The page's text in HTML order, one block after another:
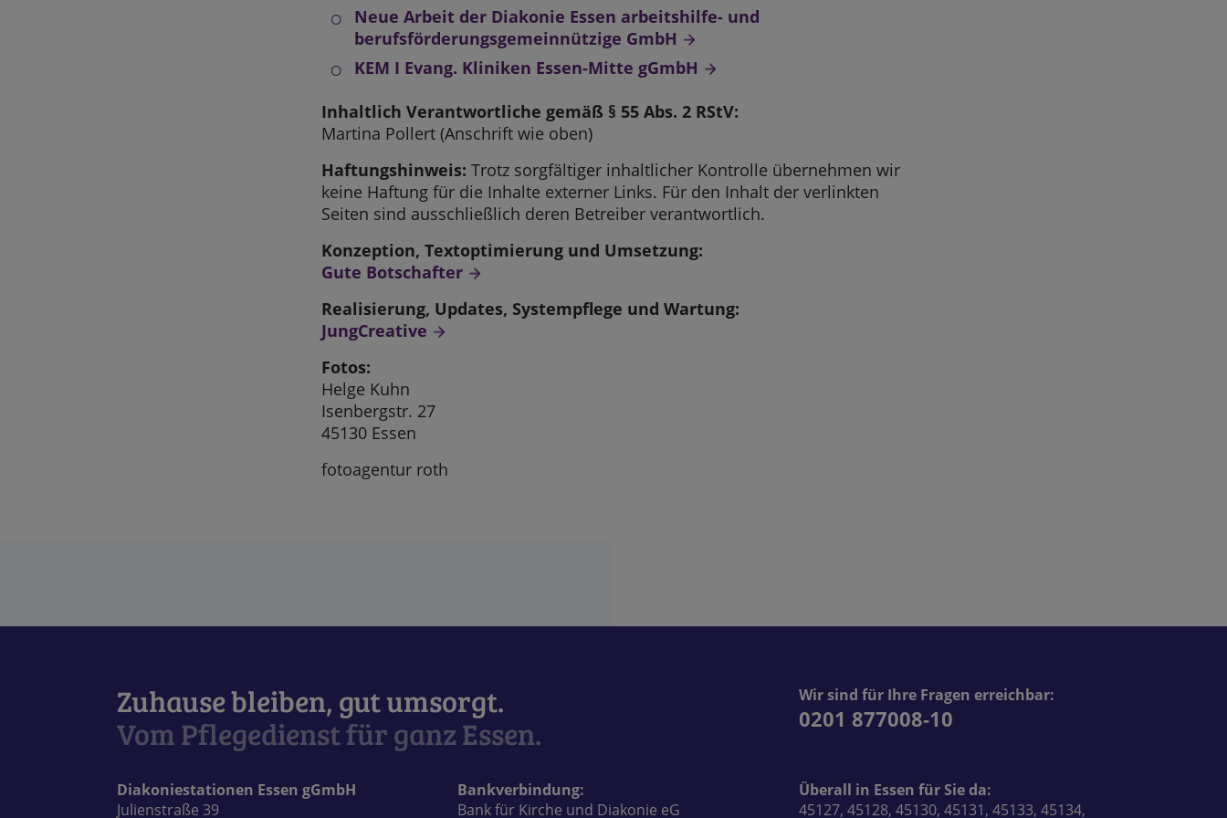
Neue Arbeit der Diakonie Essen arbeitshilfe- und
berufsförderungsgemeinnützige GmbH
KEM I Evang. Kliniken Essen-Mitte gGmbH
Inhaltlich Verantwortliche gemäß § 55 Abs. 2 RStV:
Martina Pollert (Anschrift wie oben)
Haftungshinweis: Trotz sorgfältiger inhaltlicher Kontrolle übernehmen wir
keine Haftung für die Inhalte externer Links. Für den Inhalt der verlinkten
Seiten sind ausschließlich deren Betreiber verantwortlich.
Konzeption, Textoptimierung und Umsetzung:
Gute Botschafter
Realisierung, Updates, Systempflege und Wartung:
JungCreative
Fotos:
Helge Kuhn
Isenbergstr. 27
45130 Essen
fotoagentur roth
Zuhause bleiben, gut umsorgt.
Vom Pflegedienst für ganz Essen.
Wir sind für Ihre Fragen erreichbar:
0201 877008-10
Diakoniestationen Essen gGmbH
Julienstraße 39
Bankverbindung:
Bank für Kirche und Diakonie eG
Überall in Essen für Sie da:
45127, 45128, 45130, 45131, 45133, 45134,